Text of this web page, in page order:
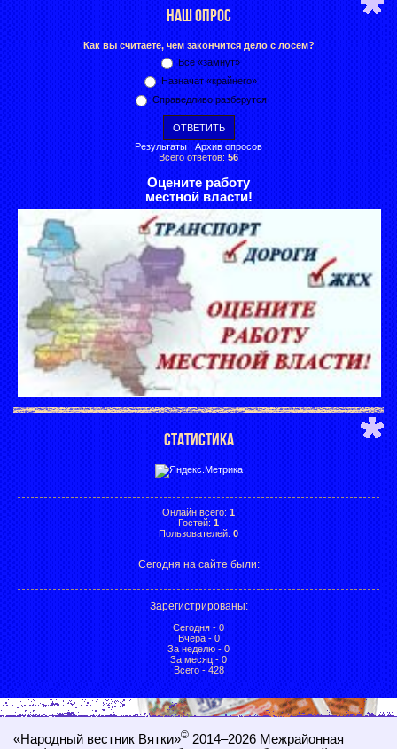
НАШ ОПРОС
Как вы считаете, чем закончится дело с лосем?
Всё «замнут»
Назначат «крайнего»
Справедливо разберутся
Результаты | Архив опросов
Всего ответов: 56
Оцените работу
местной власти!
СТАТИСТИКА
Онлайн всего: 1
Гостей: 1
Пользователей: 0
Сегодня на сайте были:
Зарегистрированы:
Сегодня - 0
Вчера - 0
За неделю - 0
За месяц - 0
Всего - 428
«Народный вестник Вятки»©2014–2026 Межрайонная